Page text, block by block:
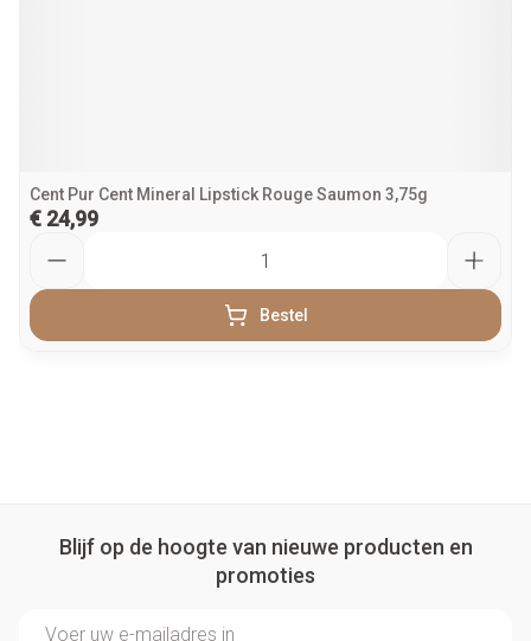
Cent Pur Cent Mineral Lipstick Rouge Saumon 3,75g
€ 24,99
Bestel
Blijf op de hoogte van nieuwe producten en
promoties